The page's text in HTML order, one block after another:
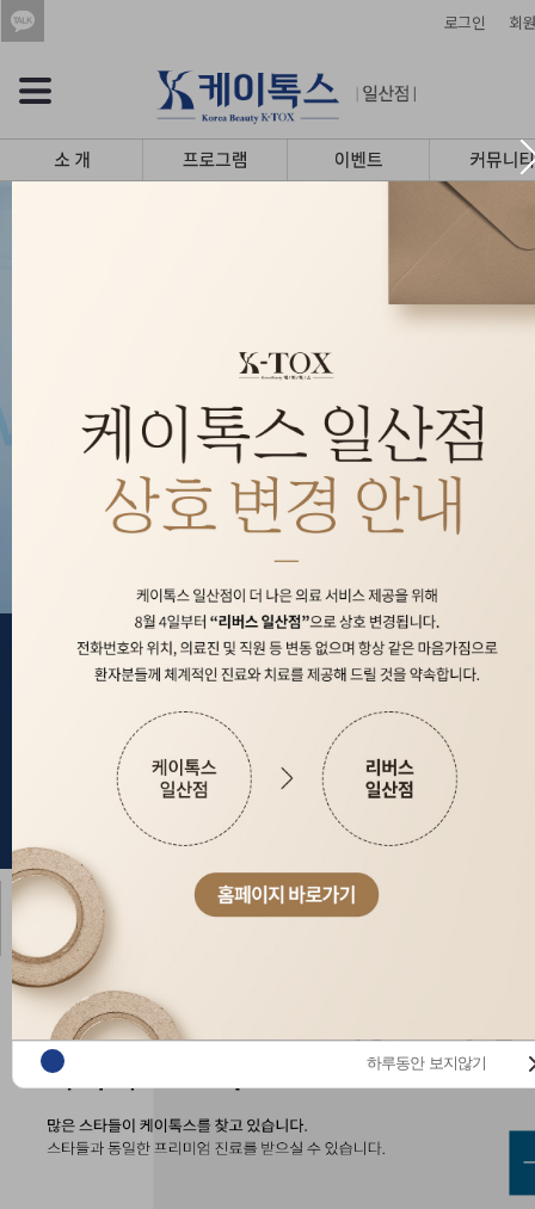
로그인 회
하루동안 보지않기